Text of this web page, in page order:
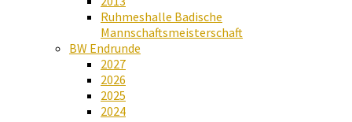
Ruhmeshalle Badische
Mannschaftsmeisterschaft
BW Endrunde
2027
2026
2025
2024